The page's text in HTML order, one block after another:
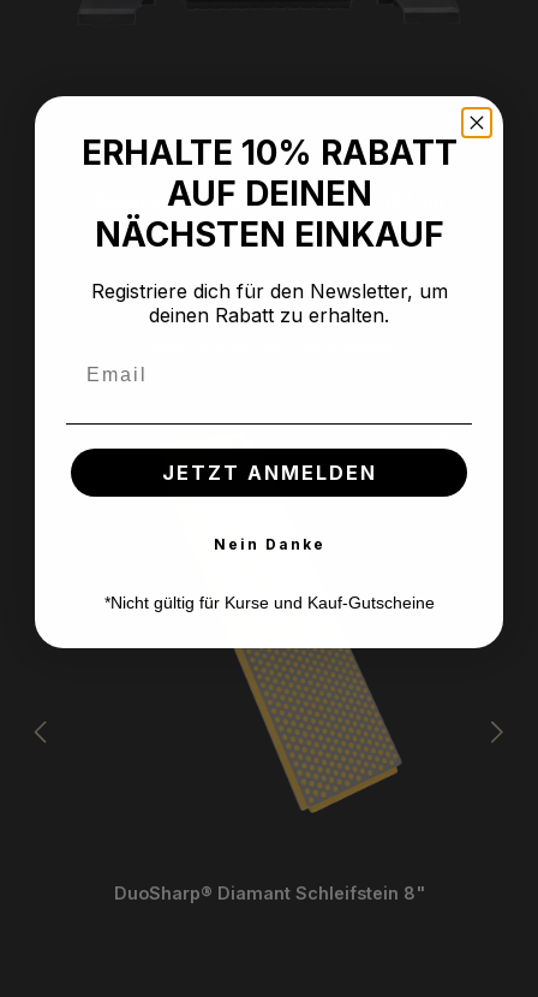
DuoSharp® Diamant Schleifstein 10" mit
Basis
Regulärer Preis:
189,00 €
DuoSharp® Diamant Schleifstein 8"
ERHALTE 10% RABATT
AUF DEINEN
NÄCHSTEN EINKAUF
Registriere dich für den Newsletter, um
deinen Rabatt zu erhalten.
JETZT ANMELDEN
Nein Danke
*Nicht gültig für Kurse und Kauf-Gutscheine